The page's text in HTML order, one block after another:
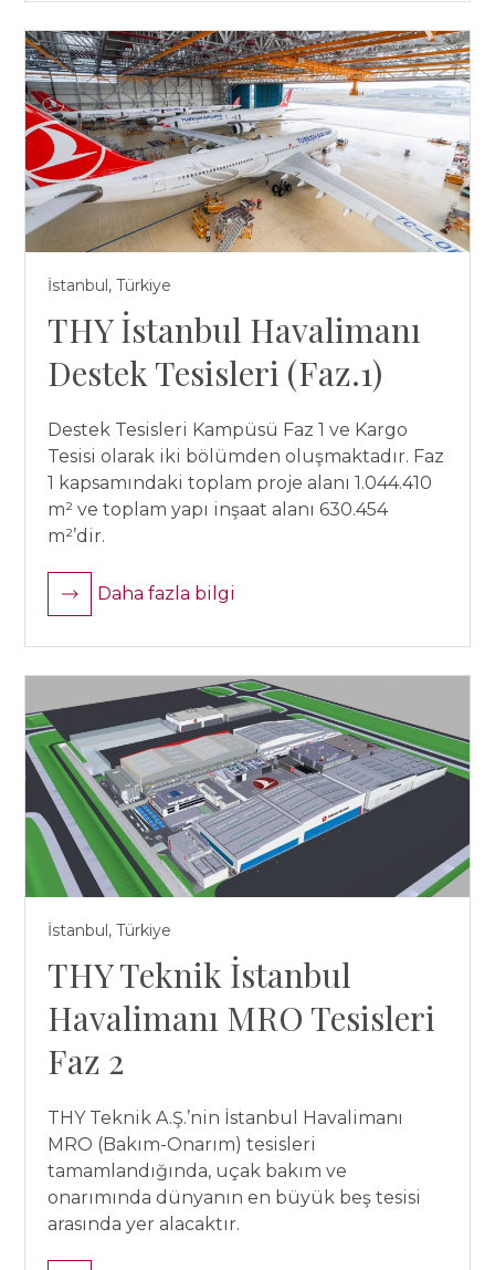
İstanbul, Türkiye
THY İstanbul Havalimanı
Destek Tesisleri (Faz.1)
Destek Tesisleri Kampüsü Faz 1 ve Kargo
Tesisi olarak iki bölümden oluşmaktadır. Faz
1 kapsamındaki toplam proje alanı 1.044.410
m² ve toplam yapı inşaat alanı 630.454
m²’dir.
Daha fazla bilgi
İstanbul, Türkiye
THY Teknik İstanbul
Havalimanı MRO Tesisleri
Faz 2
THY Teknik A.Ş.’nin İstanbul Havalimanı
MRO (Bakım-Onarım) tesisleri
tamamlandığında, uçak bakım ve
onarımında dünyanın en büyük beş tesisi
arasında yer alacaktır.